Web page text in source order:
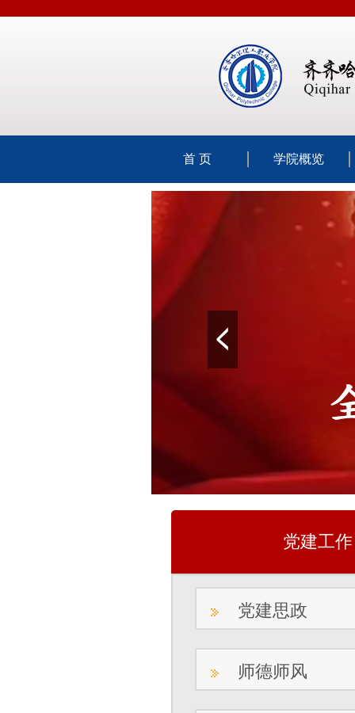
首 页 学院概览
党建工作
党建思政
师德师风